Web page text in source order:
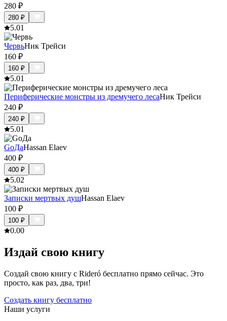
280 ₽
280 ₽
5.01
ЧервьНик Трейси
160 ₽
160 ₽
5.01
Периферические монстры из дремучего лесаНик Трейси
240 ₽
240 ₽
5.01
GоДаHassan Elaev
400 ₽
400 ₽
5.02
Записки мертвых душHassan Elaev
100 ₽
100 ₽
0.00
Издай свою книгу
Создай свою книгу с Rideró бесплатно прямо сейчас. Это
просто, как раз, два, три!
Создать книгу бесплатно
Наши услуги